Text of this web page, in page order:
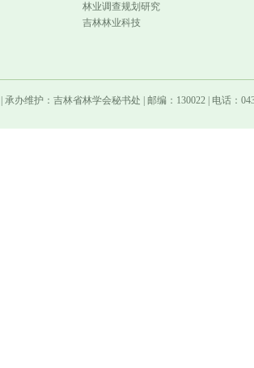
林业调查规划研究
吉林林业科技
办维护：吉林省林学会秘书处 | 邮编：130022 | 电话：